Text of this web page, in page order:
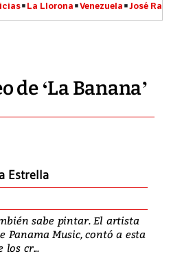
La Llorona Venezuela José
de ‘La Banana’
Estrella
sabe pintar. El artista
Panama Music, contó a esta
los cr...